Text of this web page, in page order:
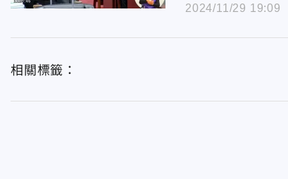
2024/11/29 19:09
相關標籤：